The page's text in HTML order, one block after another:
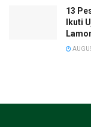
13
Ikuti